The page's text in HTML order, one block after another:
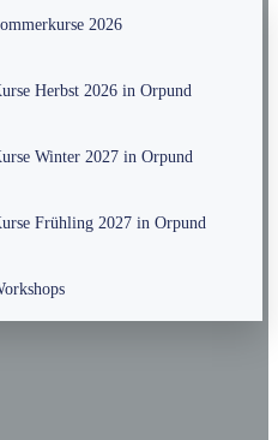
2026
Herbst 2026 in Orpund
Winter 2027 in Orpund
Frühling 2027 in Orpund